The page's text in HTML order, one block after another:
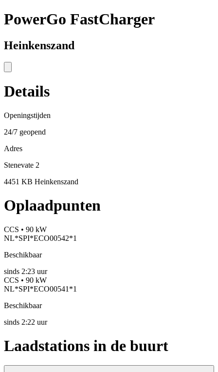
PowerGo FastCharger
Heinkenszand
Details
Openingstijden
24/7 geopend
Adres
Stenevate 2
4451 KB Heinkenszand
Oplaadpunten
CCS • 90 kW
NL*SPI*ECO00542*1
Beschikbaar
sinds 2:23 uur
CCS • 90 kW
NL*SPI*ECO00541*1
Beschikbaar
sinds 2:22 uur
Laadstations in de buurt